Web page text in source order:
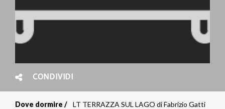
CONDIVIDI
Dove dormire LT TERRAZZA SUL LAGO di Fabrizio Gatti